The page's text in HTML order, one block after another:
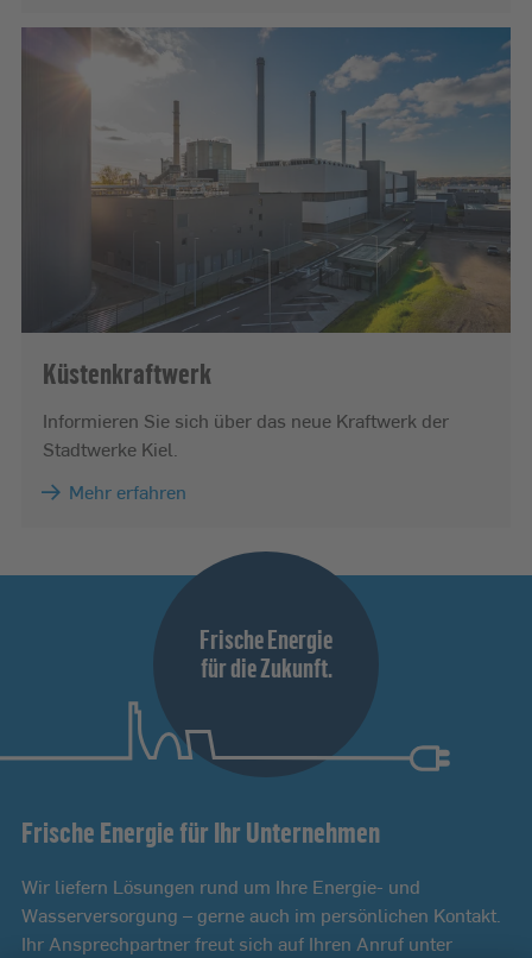
Küstenkraftwerk
Informieren Sie sich über das neue Kraftwerk der
Stadtwerke Kiel.
Mehr erfahren
Frische Energie
für die Zukunft.
Frische Energie für Ihr Unternehmen
Wir liefern Lösungen rund um Ihre Energie- und
Wasserversorgung – gerne auch im persönlichen Kontakt.
Ihr Ansprechpartner freut sich auf Ihren Anruf unter